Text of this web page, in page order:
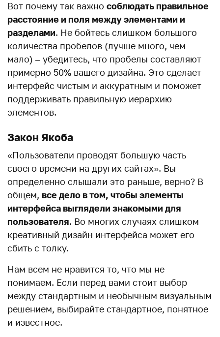
Вот почему так важно соблюдать правильное
расстояние и поля между элементами и
разделами. Не бойтесь слишком большого
количества пробелов (лучше много, чем
мало) – убедитесь, что пробелы составляют
примерно 50% вашего дизайна. Это сделает
интерфейс чистым и аккуратным и поможет
поддерживать правильную иерархию
элементов.
Закон Якоба
«Пользователи проводят большую часть
своего времени на других сайтах». Вы
определенно слышали это раньше, верно? В
общем, все дело в том, чтобы элементы
интерфейса выглядели знакомыми для
пользователя. Во многих случаях слишком
креативный дизайн интерфейса может его
сбить с толку.
Нам всем не нравится то, что мы не
понимаем. Если перед вами стоит выбор
между стандартным и необычным визуальным
решением, выбирайте стандартное, понятное
и известное.